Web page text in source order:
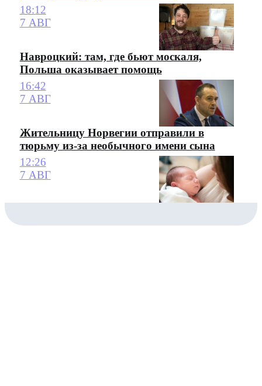
18:12
7 АВГ
Навроцкий: там, где бьют москаля,
Польша оказывает помощь
16:42
7 АВГ
Жительницу Норвегии отправили в
тюрьму из-за необычного имени сына
12:26
7 АВГ